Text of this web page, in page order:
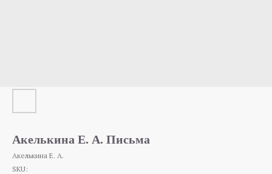
Акелькина Е. А. Письма
Акелькина Е. А.
SKU: